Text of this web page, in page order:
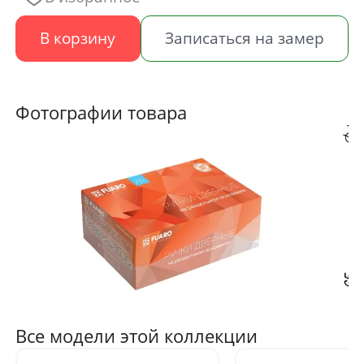
В корзину
Записаться на замер
Фотографии товара
Все модели этой коллекции